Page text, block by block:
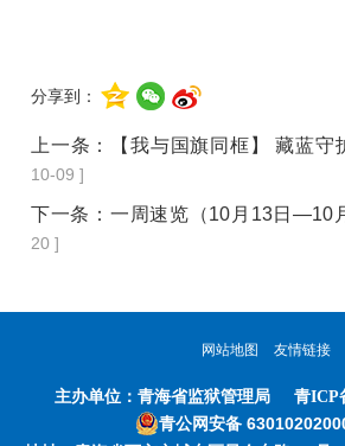
分享到：
上一条： 【我与国旗同框】 藏蓝守
10-09 ]
下一条： 一周速览（10月13日—10
20 ]
网站地图 友情链接
主办单位： 青海省监狱管理局 青ICP
青公网安备